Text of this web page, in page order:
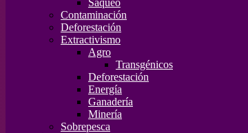
Saqueo
Contaminación
Deforestación
Extractivismo
Agro
Transgénicos
Deforestación
Energía
Ganadería
Minería
Sobrepesca